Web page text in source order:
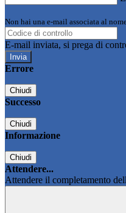
Non hai una e-mail associata al
E-mail inviata, si prega di
Errore
Chiudi
Successo
Chiudi
Informazione
Chiudi
Attendere...
Attendere il completamento